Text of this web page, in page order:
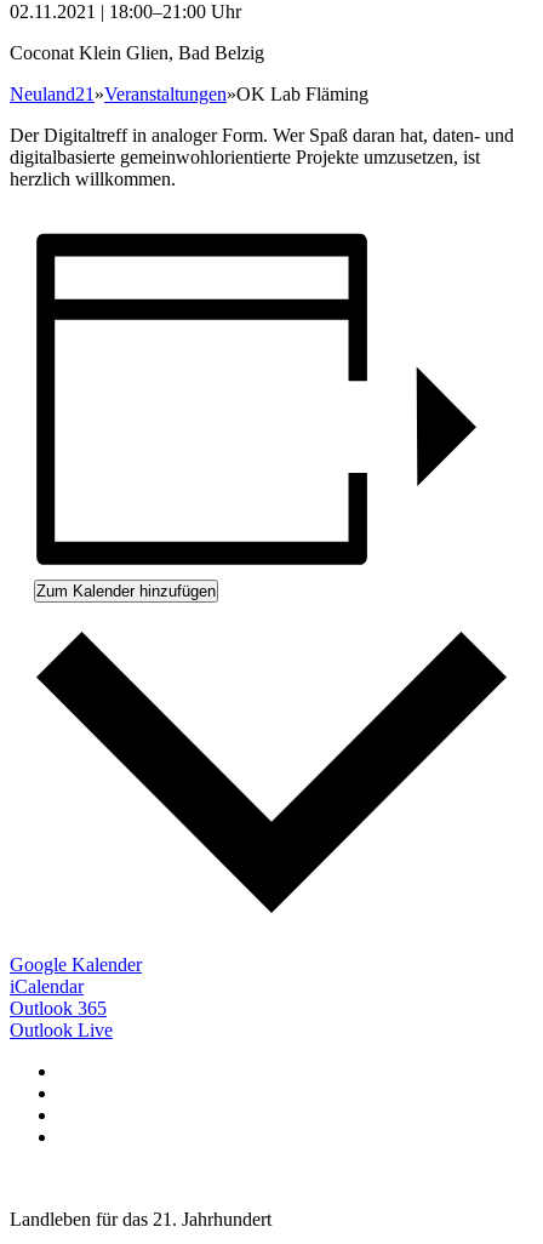
02.11.2021 | 18:00–21:00 Uhr
Coconat Klein Glien, Bad Belzig
Neuland21»Veranstaltungen»OK Lab Fläming
Der Digitaltreff in analoger Form. Wer Spaß daran hat, daten- und
digitalbasierte gemeinwohlorientierte Projekte umzusetzen, ist
herzlich willkommen.
Zum Kalender hinzufügen
Google Kalender
iCalendar
Outlook 365
Outlook Live
Landleben für das 21. Jahrhundert